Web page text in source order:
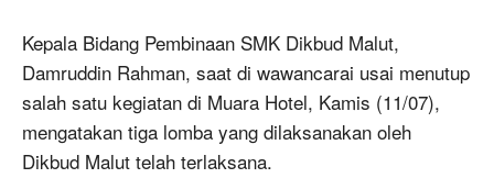
Kepala Bidang Pembinaan SMK Dikbud Malut,
Damruddin Rahman, saat di wawancarai usai menutup
salah satu kegiatan di Muara Hotel, Kamis (11/07),
mengatakan tiga lomba yang dilaksanakan oleh
Dikbud Malut telah terlaksana.